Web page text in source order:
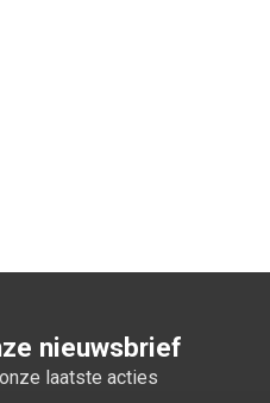
winkelwagen
nieuwsbrief
laatste acties